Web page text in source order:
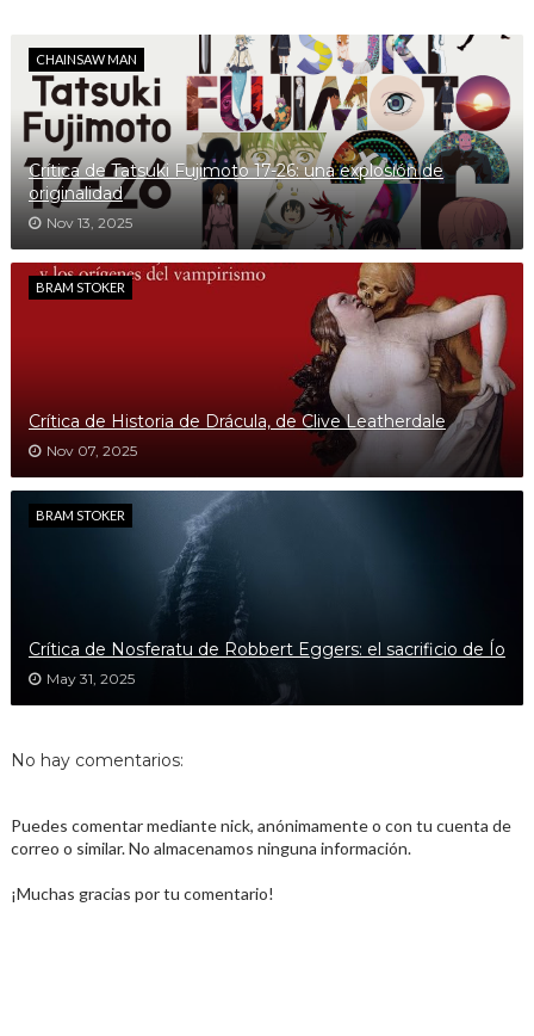
CHAINSAW MAN
Crítica de Tatsuki Fujimoto 17-26: una explosión de
originalidad
Nov 13, 2025
BRAM STOKER
Crítica de Historia de Drácula, de Clive Leatherdale
Nov 07, 2025
BRAM STOKER
Crítica de Nosferatu de Robbert Eggers: el sacrificio de Ío
May 31, 2025
No hay comentarios:
Puedes comentar mediante nick, anónimamente o con tu cuenta de
correo o similar. No almacenamos ninguna información.
¡Muchas gracias por tu comentario!